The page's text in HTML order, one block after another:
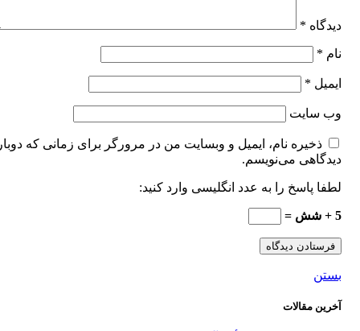
دیدگاه *
نام *
ایمیل *
وب‌ سایت
ذخیره نام، ایمیل و وبسایت من در مرورگر برای زمانی که
دیدگاهی می‌نویسم.
لطفا پاسخ را به عدد انگلیسی وارد کنید:
5 + شش =
بستن
آخرین مقالات